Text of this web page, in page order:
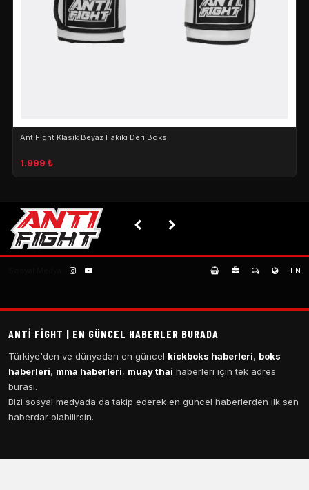
AntiFight Klasik Beyaz Hakiki Deri Boks
1.999 ₺
EN
ANTI FIGHT | EN GÜNCEL HABERLER BURADA
Türkiye'den ve dünyadan en güncel kickboks haberleri, boks
haberleri, mma haberleri, muay thai haberleri için tek adres
burası.
Bizi sosyal medyada da takip ederek en güncel haberlerden ilk sen
haberdar olabilirsin.